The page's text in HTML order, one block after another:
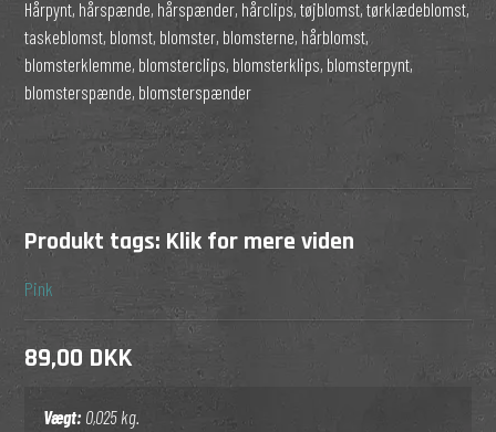
Hårpynt, hårspænde, hårspænder, hårclips, tøjblomst, tørklædeblomst,
taskeblomst, blomst, blomster, blomsterne, hårblomst,
blomsterklemme, blomsterclips, blomsterklips, blomsterpynt,
blomsterspænde, blomsterspænder
Produkt tags: Klik for mere viden
Pink
89,00 DKK
Vægt: 0,025 kg.